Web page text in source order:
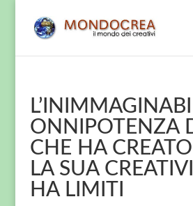
ONNIPOTENZA
CHE HA
LA SUA
HA LIMITI